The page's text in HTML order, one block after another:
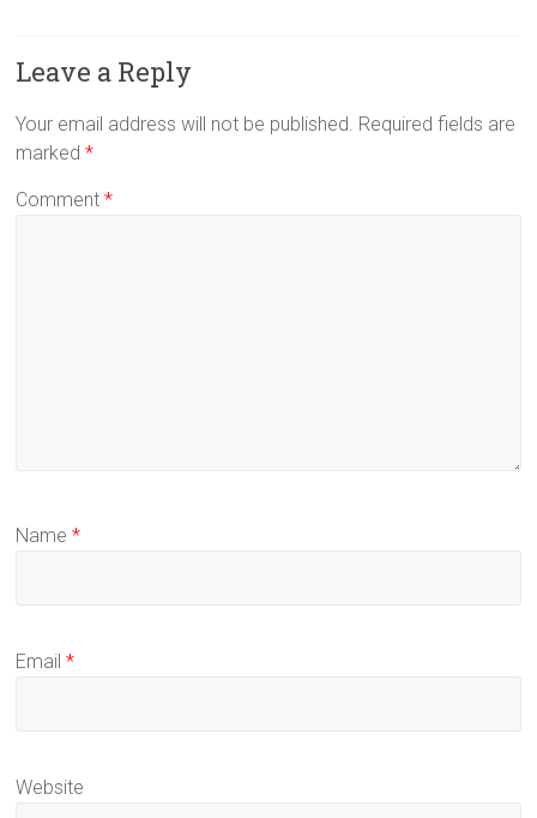
Leave a Reply
Your email address will not be published. Required fields are
marked*
Comment*
Name*
Email*
Website